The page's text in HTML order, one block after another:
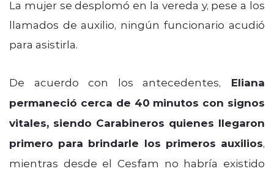
La mujer se desplomó en la vereda y, pese a los
llamados de auxilio, ningún funcionario acudió
para asistirla.
De acuerdo con los antecedentes, Eliana
permaneció cerca de 40 minutos con signos
vitales, siendo Carabineros quienes llegaron
primero para brindarle los primeros auxilios,
mientras desde el Cesfam no habría existido